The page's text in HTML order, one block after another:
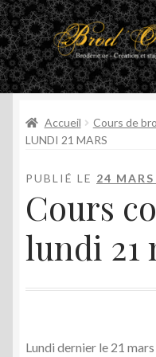
Aller
à
la
navigation
Aller
au
contenu
Accueil
Mon Parcours
L’atelier
Actualité
Me Contacter
Accueil Cours de
LUNDI 21 MARS
PUBLIÉ LE 24
Cours
lundi 21
Lundi dernier le 21